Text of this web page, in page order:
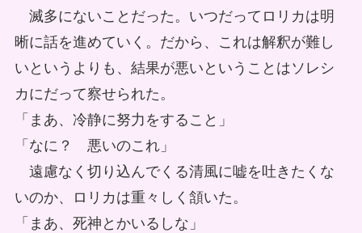
滅多にないことだった。いつだってロリカは明
晰に話を進めていく。だから、これは解釈が難し
いというよりも、結果が悪いということはソレシ
カにだって察せられた。
「まあ、冷静に努力をすること」
「なに？ 悪いのこれ」
遠慮なく切り込んでくる清風に嘘を吐きたくな
いのか、ロリカは重々しく頷いた。
「まあ、死神とかいるしな」